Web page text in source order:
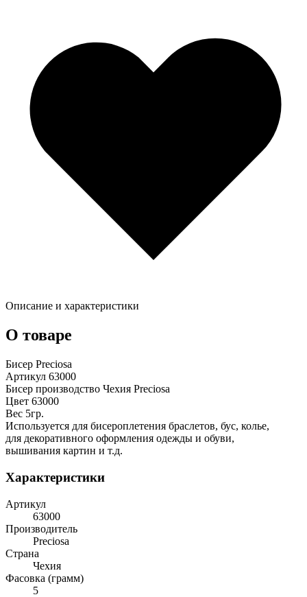
Описание и характеристики
О товаре
Бисер Preciosa
Артикул 63000
Бисер производство Чехия Preciosa
Цвет 63000
Вес 5гр.
Используется для бисероплетения браслетов, бус, колье,
для декоративного оформления одежды и обуви,
вышивания картин и т.д.
Характеристики
Артикул
63000
Производитель
Preciosa
Страна
Чехия
Фасовка (грамм)
5